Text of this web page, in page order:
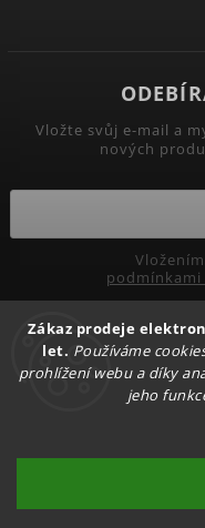
Zákaz prodeje
let. Používáme
prohlížení webu a díky
jeho
Vložte svůj e-mail a
nových